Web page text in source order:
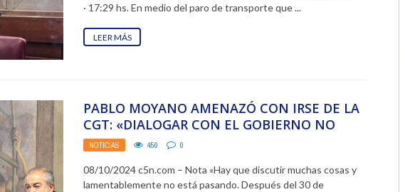
· 17:29 hs. En medio del paro de transporte que ...
LEER MÁS
PABLO MOYANO AMENAZÓ CON IRSE DE LA
CGT: «DIALOGAR CON EL GOBIERNO NO
SIRVE PARA NADA, HAY ...
NOTICIAS 450 0
08/10/2024 c5n.com – Nota «Hay que discutir muchas cosas y
lamentablemente no está pasando. Después del 30 de